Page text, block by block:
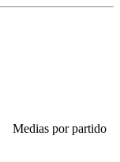
Medias por partido